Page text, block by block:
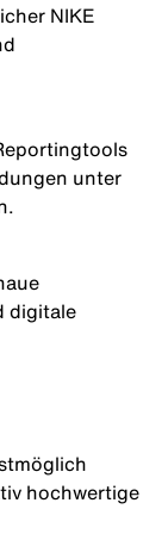
NIKE
unter
digitale
hochwertige